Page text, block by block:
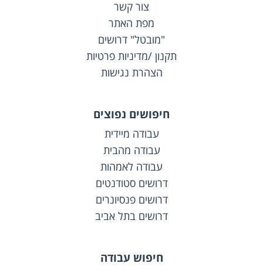
צור קשר
מפת האתר
"מובטל" דרושים
תקנון /מדיניות פרטיות
הצהרת נגישות
חיפושים נפוצים
עבודה מיידית
עבודה מהבית
עבודה לאמהות
דרושים סטודנטים
דרושים פנסיונרים
דרושים בתל אביב
חיפוש עבודה